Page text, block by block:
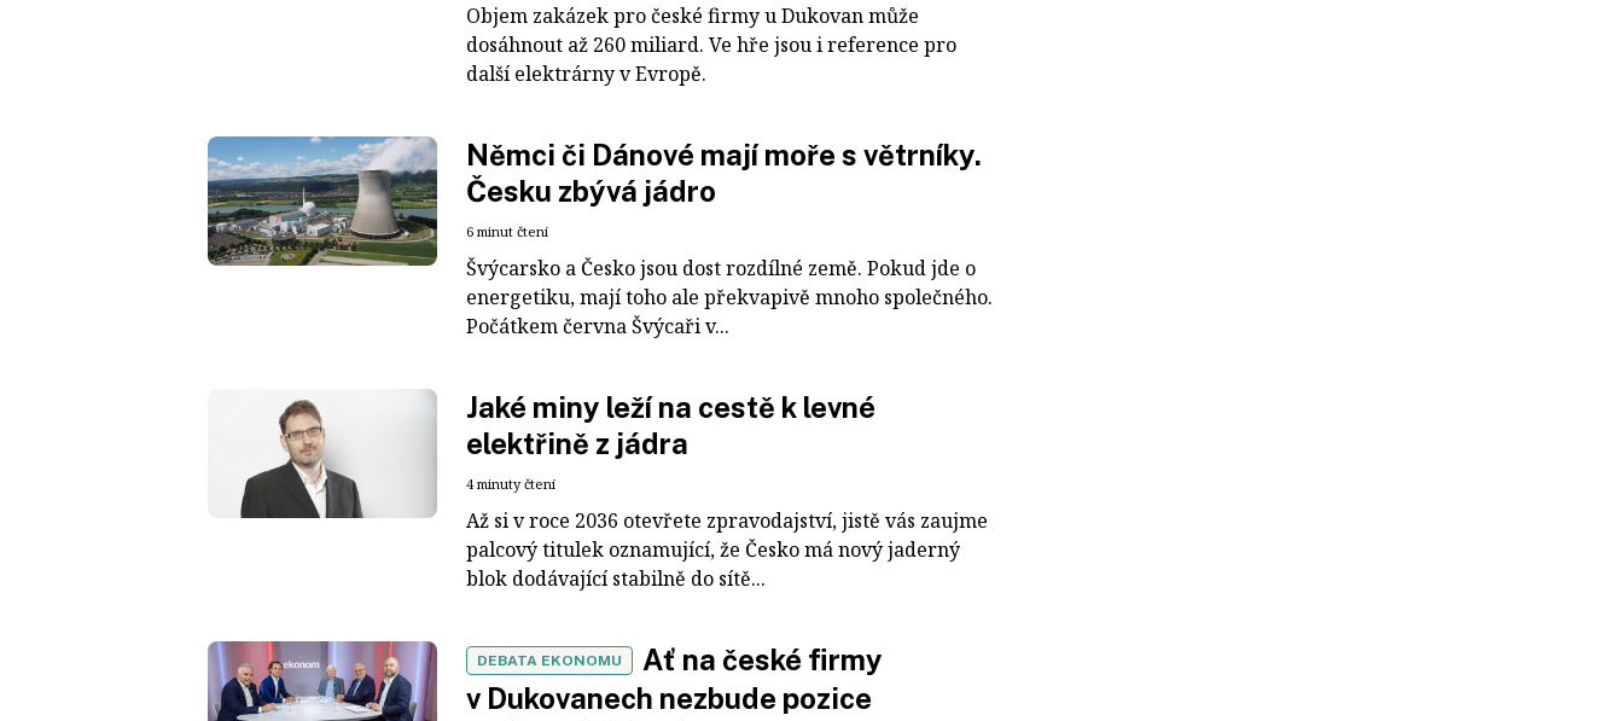
Objem zakázek pro české firmy u Dukovan může
dosáhnout až 260 miliard. Ve hře jsou i reference pro
další elektrárny v Evropě.
Němci či Dánové mají moře s větrníky.
Česku zbývá jádro
6 minut čtení
Švýcarsko a Česko jsou dost rozdílné země. Pokud jde o
energetiku, mají toho ale překvapivě mnoho společného.
Počátkem června Švýcaři v...
Jaké miny leží na cestě k levné
elektřině z jádra
4 minuty čtení
Až si v roce 2036 otevřete zpravodajství, jistě vás zaujme
palcový titulek oznamující, že Česko má nový jaderný
blok dodávající stabilně do sítě...
DEBATA EKONOMU
Ať na české firmy
v Dukovanech nezbude pozice